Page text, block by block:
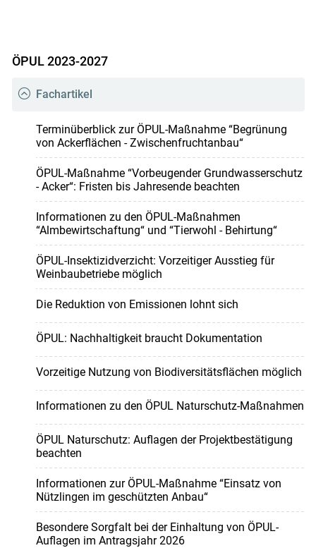
ÖPUL 2023-2027
Fachartikel
Terminüberblick zur ÖPUL-Maßnahme “Begrünung
von Ackerflächen - Zwischenfruchtanbau“
ÖPUL-Maßnahme “Vorbeugender Grundwasserschutz
- Acker“: Fristen bis Jahresende beachten
Informationen zu den ÖPUL-Maßnahmen
“Almbewirtschaftung“ und “Tierwohl - Behirtung“
ÖPUL-Insektizidverzicht: Vorzeitiger Ausstieg für
Weinbaubetriebe möglich
Die Reduktion von Emissionen lohnt sich
ÖPUL: Nachhaltigkeit braucht Dokumentation
Vorzeitige Nutzung von Biodiversitätsflächen möglich
Informationen zu den ÖPUL Naturschutz-Maßnahmen
ÖPUL Naturschutz: Auflagen der Projektbestätigung
beachten
Informationen zur ÖPUL-Maßnahme “Einsatz von
Nützlingen im geschützten Anbau“
Besondere Sorgfalt bei der Einhaltung von ÖPUL-
Auflagen im Antragsjahr 2026